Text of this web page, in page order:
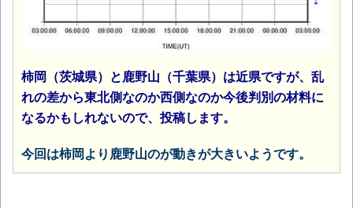
柿岡（茨城県）と鹿野山（千葉県）は近県ですが、乱
れの差から東北側なのか西側なのか今後判別の材料に
なるかもしれないので、投稿します。
今回は柿岡より鹿野山のが動きが大きいようです。